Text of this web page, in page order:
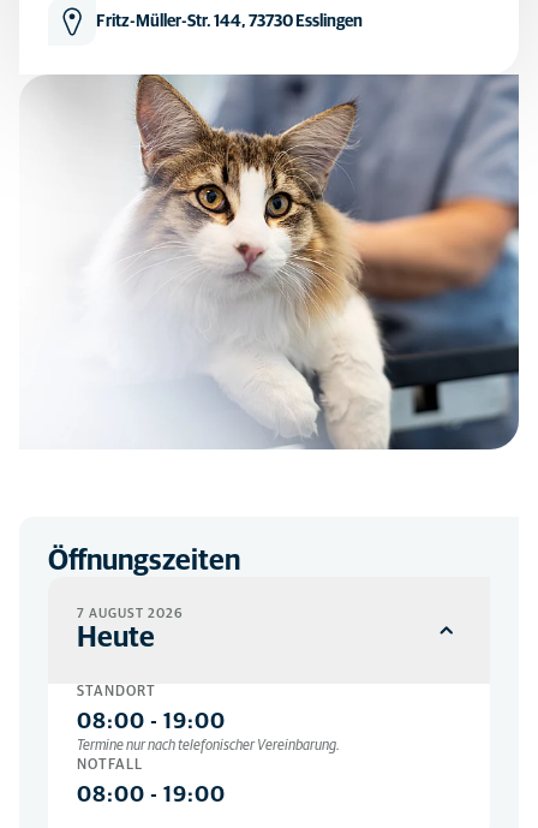
Fritz-Müller-Str. 144, 73730 Esslingen
Öffnungszeiten
7 AUGUST 2026
Heute
STANDORT
08:00 - 19:00
Termine nur nach telefonischer Vereinbarung.
NOTFALL
08:00 - 19:00